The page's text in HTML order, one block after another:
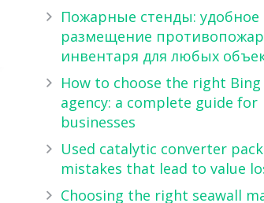
Пожарные стенды: удобное
размещение
инвентаря для любых
How to choose the right Bing
agency: a complete guide for
businesses
Used catalytic converter
mistakes that lead to value
Choosing the right seawall